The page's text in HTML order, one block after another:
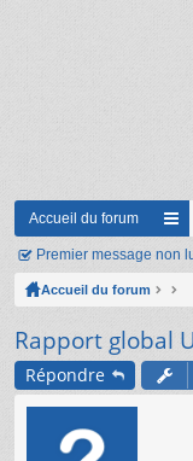
Accueil du forum
ac
co
ur
ci
s
Premier message non
Accueil du forum
Rapport global
Répondre